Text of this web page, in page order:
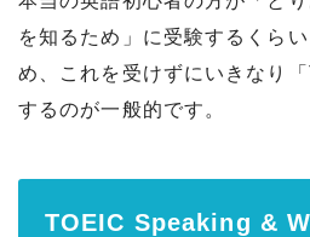
を知るため」に受験するくら
め、これを受けずにいきなり
するのが一般的です。
TOEIC Speaking &